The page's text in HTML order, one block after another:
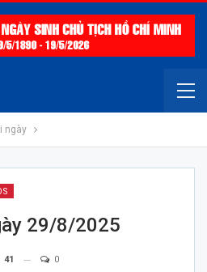
ngày
29/8/2025
41 0